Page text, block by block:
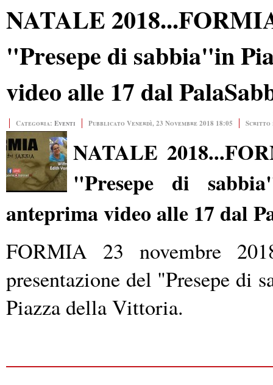
NATALE
"Presepe di sabbia"in
video alle 17 dal
Categoria: Eventi Pubblicato Venerdì, 23 Novembre 2018 18:05 Scritto
NATALE
"Presepe di
anteprima video alle 17 dal
FORMIA 23 novembre
presentazione del "Presepe di
Piazza della Vittoria.